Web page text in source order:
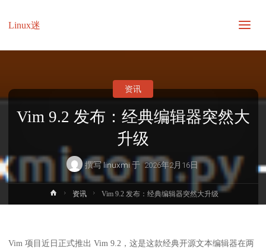
Linux迷
Vim 9.2 发布：经典编辑器突然大
升级
撰写linuxmi 于 2026年2月16日
资讯
首
页
资讯 Vim 9.2 发布：经典编辑器突然大升级
Vim 项目近日正式推出 Vim 9.2，这是这款经典开源文本编辑器在两